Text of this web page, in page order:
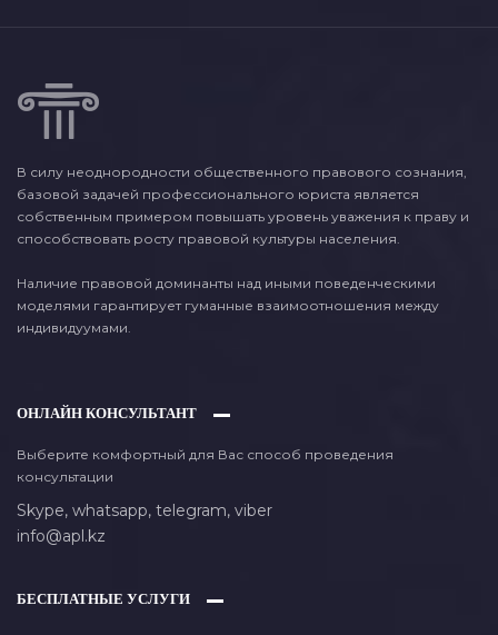
В силу неоднородности общественного правового сознания,
базовой задачей профессионального юриста является
собственным примером повышать уровень уважения к праву и
способствовать росту правовой культуры населения.
Наличие правовой доминанты над иными поведенческими
моделями гарантирует гуманные взаимоотношения между
индивидуумами.
ОНЛАЙН КОНСУЛЬТАНТ
Выберите комфортный для Вас способ проведения
консультации
Skype, whatsapp, telegram, viber
info@apl.kz
БЕСПЛАТНЫЕ УСЛУГИ